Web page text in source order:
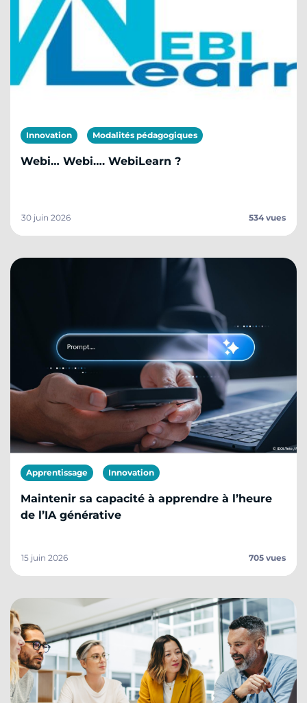
Innovation Modalités pédagogiques
Webi… Webi…. WebiLearn ?
30 juin 2026 534 vues
Apprentissage Innovation
Maintenir sa capacité à apprendre à l’heure
de l’IA générative
15 juin 2026 705 vues